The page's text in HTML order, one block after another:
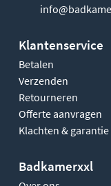
Klantenservice
Betalen
Verzenden
Retourneren
Offerte aanvragen
Klachten & garantie
Badkamerxxl